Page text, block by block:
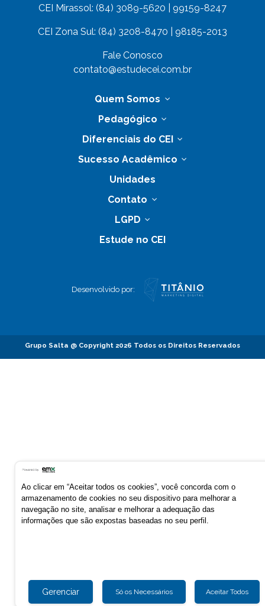
CEI Mirassol: (84) 3089-5620 | 99159-8247
CEI Zona Sul: (84) 3208-8470 | 98185-2013
Fale Conosco
contato@estudecei.com.br
Quem Somos
Pedagógico
Diferenciais do CEI
Sucesso Acadêmico
Unidades
Contato
LGPD
Estude no CEI
Desenvolvido por:
Grupo Salta @ Copyright 2026 Todos os Direitos Reservados
Ao clicar em “Aceitar todos os cookies”, você concorda com o
armazenamento de cookies no seu dispositivo para melhorar a
navegação no site, analisar e melhorar a adequação das
informações que são expostas baseadas no seu perfil.
Gerenciar Só os Necessários Aceitar Todos